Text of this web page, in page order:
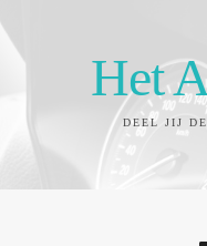
Het
DEEL JIJ